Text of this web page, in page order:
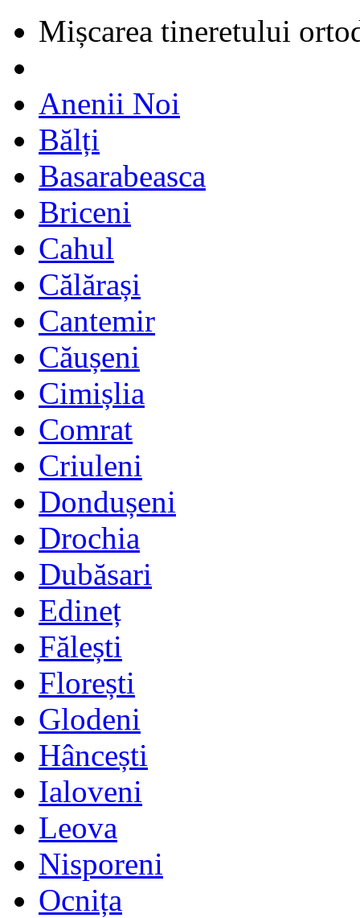
Mișcarea tineretului
Anenii Noi
Bălți
Basarabeasca
Briceni
Cahul
Călărași
Cantemir
Căușeni
Cimișlia
Comrat
Criuleni
Dondușeni
Drochia
Dubăsari
Edineț
Fălești
Florești
Glodeni
Hâncești
Ialoveni
Leova
Nisporeni
Ocnița